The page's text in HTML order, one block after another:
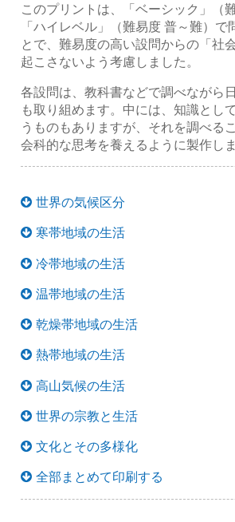
このプリントは、「ベーシック」（
「ハイレベル」（難易度 普～難）で
とで、難易度の高い設問からの「社
起こさないよう考慮しました。
各設問は、教科書などで調べながら
も取り組めます。中には、知識とし
うものもありますが、それを調べる
会科的な思考を養えるように製作しま
世界の気候区分
寒帯地域の生活
冷帯地域の生活
温帯地域の生活
乾燥帯地域の生活
熱帯地域の生活
高山気候の生活
世界の宗教と生活
文化とその多様化
全部まとめて印刷する